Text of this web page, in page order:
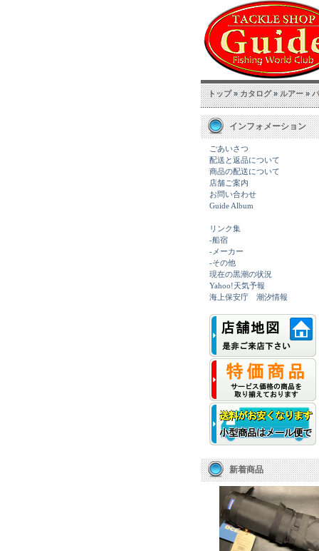
トップ»カタログ»ルアー»
インフォメーション
ごあいさつ
配送と返品について
商品の配送について
店舗ご案内
お問い合わせ
Guide Album
リンク集
-船宿
-メーカー
-その他
現在の黒潮の状況
Yahoo!天気予報
海上保安庁 潮汐情報
新着商品